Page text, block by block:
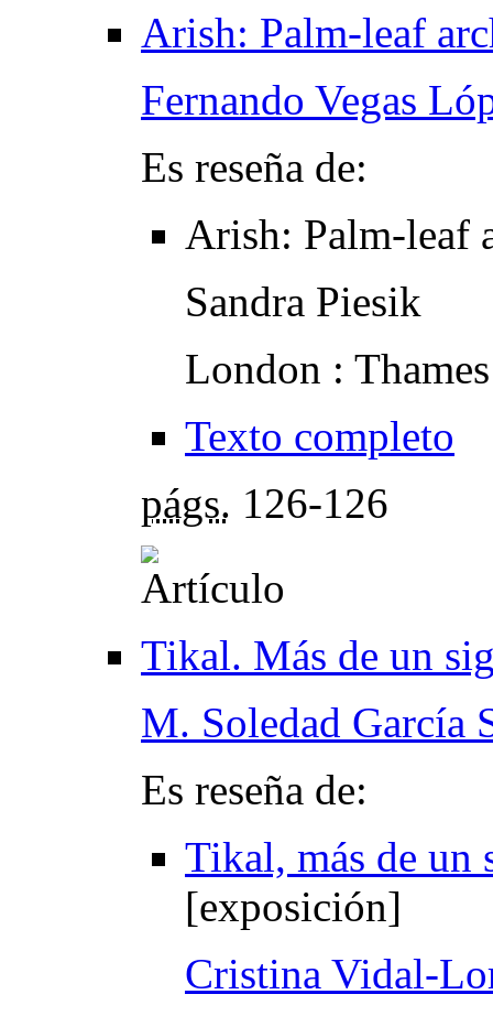
Arish: Palm-leaf
Fernando Vegas
Es reseña de:
Arish: Palm-leaf
Sandra Piesik
London :
Texto completo
págs. 126-126
Tikal. Más de un
M. Soledad García
Es reseña de:
Tikal, más de un
[exposición]
Cristina Vidal-